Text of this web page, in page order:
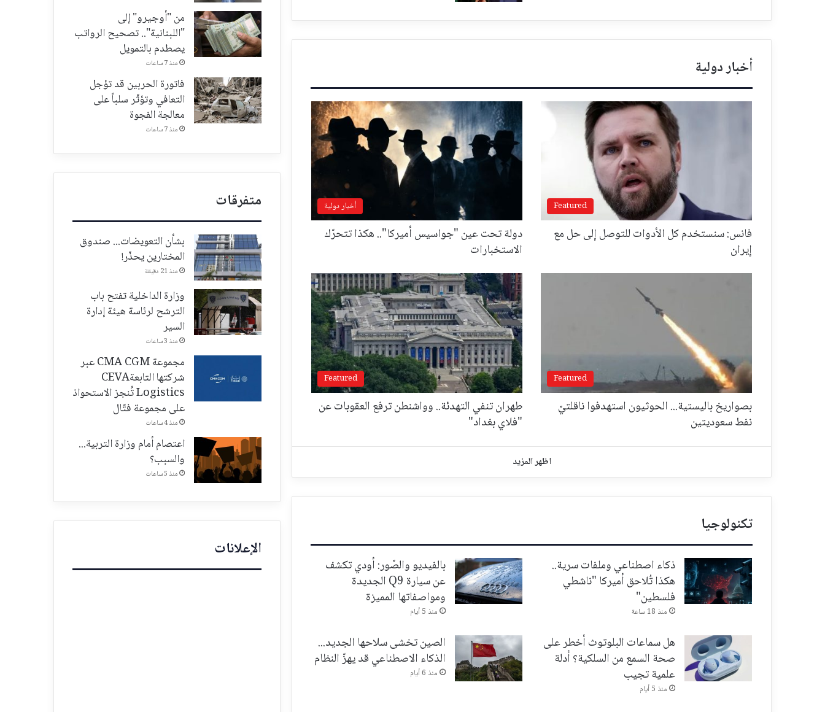
أخبار دولية
Featured
فانس: سنستخدم كل الأدوات للتوصل إلى حل مع
إيران
أخبار دولية
دولة تحت عين "جواسيس أميركا".. هكذا تتحرّك
الاستخبارات
Featured
بصواريخ باليستية... الحوثيون استهدفوا ناقلتيّ
نفط سعوديتين
Featured
طهران تنفي التهدئة.. وواشنطن ترفع العقوبات عن
"فلاي بغداد"
اظهر المزيد
تكنولوجيا
ذكاء اصطناعي وملفات سرية..
هكذا تُلاحق أميركا "ناشطي
فلسطين"
منذ 18 ساعة
بالفيديو والصّور: أودي تكشف
عن سيارة Q9 الجديدة
ومواصفاتها المميزة
منذ 5 أيام
هل سماعات البلوتوث أخطر على
صحة السمع من السلكية؟ أدلة
علمية تجيب
منذ 5 أيام
الصين تخشى سلاحها الجديد...
الذكاء الاصطناعي قد يهزّ النظام
منذ 6 أيام
من "أوجيرو" إلى
"اللبنانية".. تصحيح الرواتب
يصطدم بالتمويل
منذ 7 ساعات
فاتورة الحربين قد تؤجل
التعافي وتؤثّر سلباً على
معالجة الفجوة
منذ 7 ساعات
متفرقات
بشأن التعويضات... صندوق
المختارين يحذّر!
منذ 21 دقيقة
وزارة الداخلية تفتح باب
الترشح لرئاسة هيئة إدارة
السير
منذ 3 ساعات
مجموعة CMA CGM عبر
شركتها التابعةCEVA
Logistics تُنجز الاستحواذ
على مجموعة فتّال
منذ 4 ساعات
اعتصام أمام وزارة التربية...
والسبب؟
منذ 5 ساعات
الإعلانات